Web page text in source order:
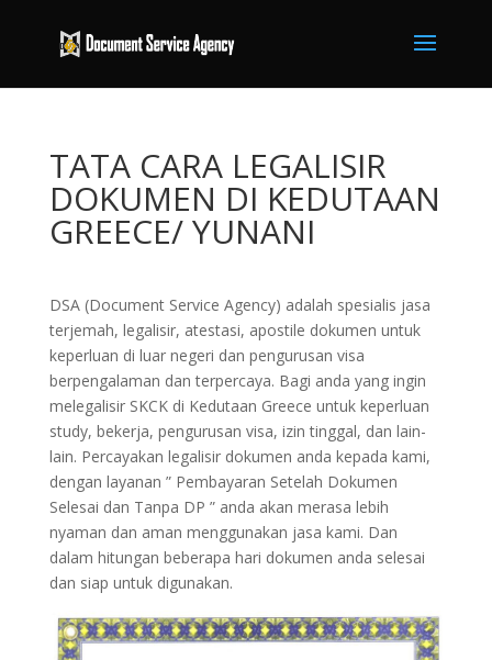
TATA CARA LEGALISIR
DOKUMEN DI KEDUTAAN
GREECE/ YUNANI
DSA (Document Service Agency) adalah spesialis jasa
terjemah, legalisir, atestasi, apostile dokumen untuk
keperluan di luar negeri dan pengurusan visa
berpengalaman dan terpercaya. Bagi anda yang ingin
melegalisir SKCK di Kedutaan Greece untuk keperluan
study, bekerja, pengurusan visa, izin tinggal, dan lain-
lain. Percayakan legalisir dokumen anda kepada kami,
dengan layanan ” Pembayaran Setelah Dokumen
Selesai dan Tanpa DP ” anda akan merasa lebih
nyaman dan aman menggunakan jasa kami. Dan
dalam hitungan beberapa hari dokumen anda selesai
dan siap untuk digunakan.